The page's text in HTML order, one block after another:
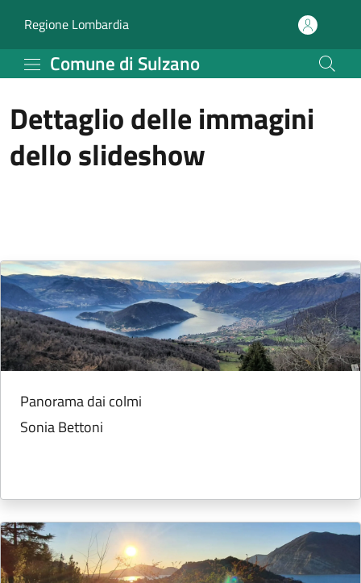
Comune di Sulzano
Regione Lombardia(apre in un'altra scheda).
Comune di Sulzano
Dettaglio delle immagini
dello slideshow
Panorama dai colmi
Sonia Bettoni